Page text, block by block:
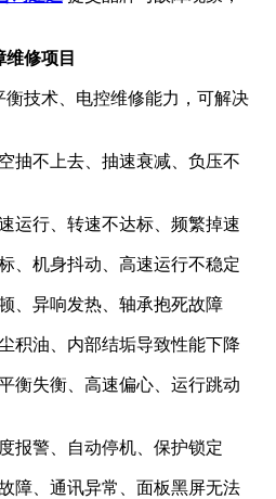
修项目
技术、电控维修能力，可解决
抽不上去、抽速衰减、负压不
运行、转速不达标、频繁掉速
、机身抖动、高速运行不稳定
、异响发热、轴承抱死故障
积油、内部结垢导致性能下降
衡失衡、高速偏心、运行跳动
报警、自动停机、保护锁定
障、通讯异常、面板黑屏无法